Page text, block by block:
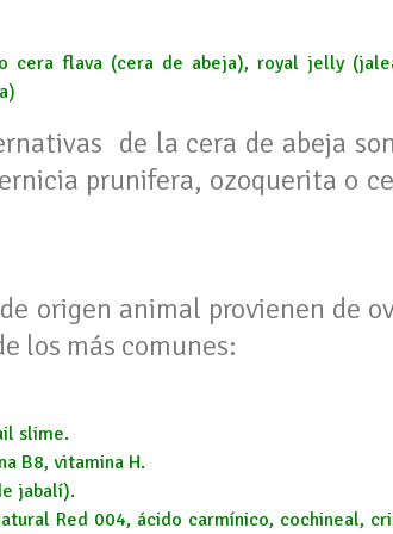
cera flava (cera de abeja), royal jelly
de la cera de abeja
prunifera, ozoquerita o
origen animal provienen de
los más comunes:
slime.
B8, vitamina H.
jabalí).
Red 004, ácido carmínico, cochineal,